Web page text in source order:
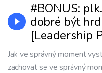
#BONUS:
dobré být
[Leadership
Jak ve správný moment
zachovat se ve správný